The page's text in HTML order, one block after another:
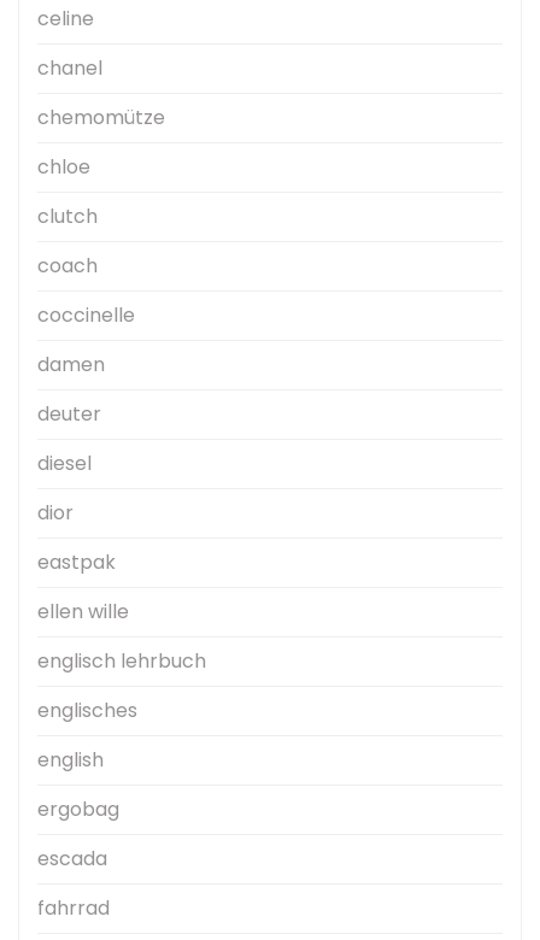
celine
chanel
chemomütze
chloe
clutch
coach
coccinelle
damen
deuter
diesel
dior
eastpak
ellen wille
englisch lehrbuch
englisches
english
ergobag
escada
fahrrad